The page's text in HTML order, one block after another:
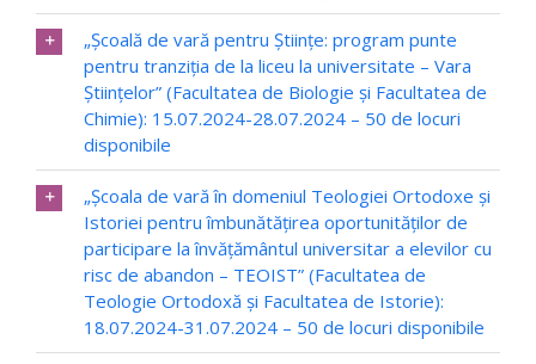
„Şcoală de vară pentru Ştiințe: program punte
pentru tranziția de la liceu la universitate – Vara
Ştiințelor” (Facultatea de Biologie și Facultatea de
Chimie): 15.07.2024-28.07.2024 – 50 de locuri
disponibile
„Şcoala de vară în domeniul Teologiei Ortodoxe şi
Istoriei pentru îmbunătățirea oportunităților de
participare la învățământul universitar a elevilor cu
risc de abandon – TEOIST” (Facultatea de
Teologie Ortodoxă și Facultatea de Istorie):
18.07.2024-31.07.2024 – 50 de locuri disponibile